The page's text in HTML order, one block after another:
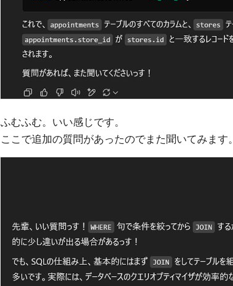
ふむふむ。いい感じです。
ここで追加の質問があったのでまた聞いてみます。